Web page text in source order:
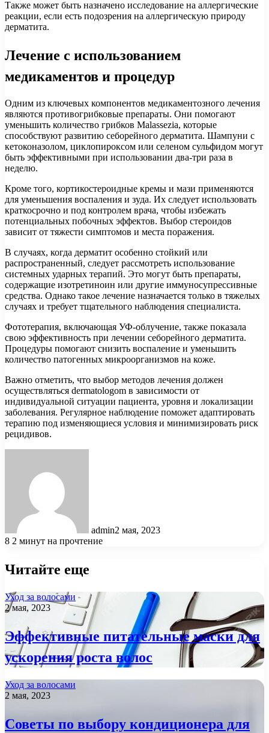
Также может быть назначено исследование на аллергические
реакции, если есть подозрения на аллергическую природу
дерматита.
Лечение с использованием
медикаментов и процедур
Одним из ключевых компонентов медикаментозного лечения
являются противогрибковые препараты. Они помогают
уменьшить количество грибков Malassezia, которые
способствуют развитию себорейного дерматита. Шампуни с
кетоконазолом, циклопироксом или селеном сульфидом могут
быть эффективными при использовании два-три раза в
неделю.
Кроме того, кортикостероидные кремы и мази применяются
для уменьшения воспаления и зуда. Их следует использовать
краткосрочно и под контролем врача, чтобы избежать
потенциальных побочных эффектов. Выбор стероидов
зависит от тяжести симптомов и места поражения.
В случаях, когда дерматит особенно стойкий или
распространенный, следует рассмотреть использование
системных ударных терапий. Это могут быть препараты,
содержащие изотретиноин или другие иммуносупрессивные
средства. Однако такое лечение назначается только в тяжелых
случаях и требует тщательного наблюдения специалиста.
Фототерапия, включающая УФ-облучение, также показала
свою эффективность при лечении себорейного дерматита.
Процедуры помогают снизить воспаление и уменьшить
количество патогенных микроорганизмов на коже.
Важно отметить, что выбор методов лечения должен
осуществляться dermatologom в зависимости от
индивидуальной ситуации пациента, уровня и локализации
заболевания. Регулярное наблюдение поможет адаптировать
терапию под изменяющиеся условия и минимизировать риск
рецидивов.
admin2 мая, 2023
8 2 минут на прочтение
Читайте еще
Уход за волосами
2 мая, 2023
Эффективные питательные маски для
ускорения роста волос
Уход за волосами
2 мая, 2023
Советы по выбору кондиционера для